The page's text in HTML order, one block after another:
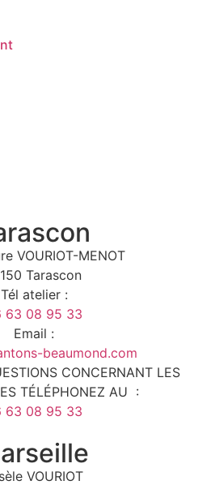
VOURIOT-MENOT
Tarascon
Tél atelier :
63 08 95 33
Email :
beaumond.com
CONCERNANT LES
TÉLÉPHONEZ AU :
63 08 95 33
VOURIOT